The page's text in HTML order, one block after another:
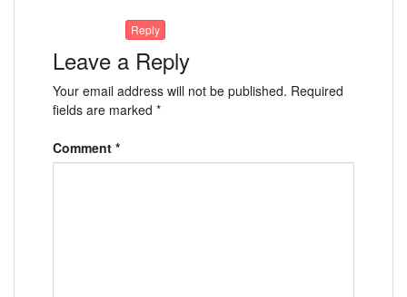
Reply
Leave a Reply
Your email address will not be published. Required
fields are marked *
Comment *